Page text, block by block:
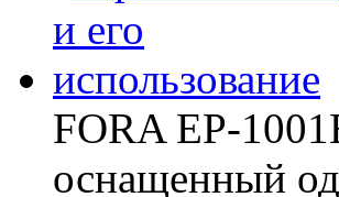
FORA EP-
оснащенный